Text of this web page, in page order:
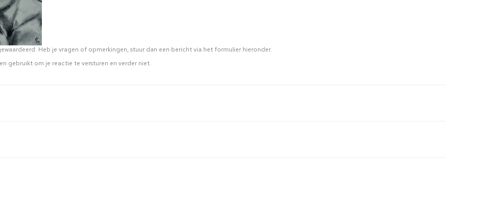
Heb je vragen of opmerkingen, stuur dan een bericht via het formulier hieronder.
gebruikt om je reactie te versturen en verder niet.